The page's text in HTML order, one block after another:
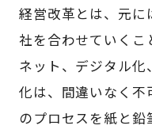
経営改革とは、元に
社を合わせていくこ
ネット、デジタル
化は、間違いなく不
のプロセスを紙と鉛